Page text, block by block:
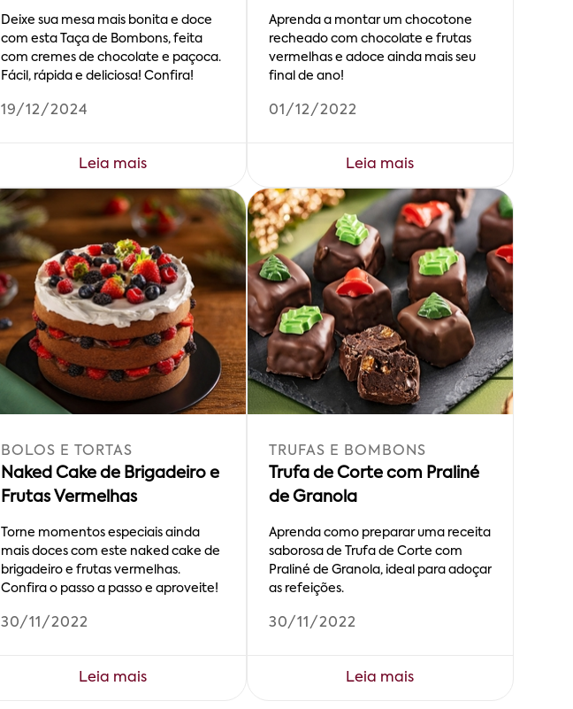
Deixe sua mesa mais bonita e doce
com esta Taça de Bombons, feita
com cremes de chocolate e paçoca.
Fácil, rápida e deliciosa! Confira!
19/12/2024
Leia mais
Aprenda a montar um chocotone
recheado com chocolate e frutas
vermelhas e adoce ainda mais seu
final de ano!
01/12/2022
Leia mais
BOLOS E TORTAS
Naked Cake de Brigadeiro e
Frutas Vermelhas
Torne momentos especiais ainda
mais doces com este naked cake de
brigadeiro e frutas vermelhas.
Confira o passo a passo e aproveite!
30/11/2022
Leia mais
TRUFAS E BOMBONS
Trufa de Corte com Praliné
de Granola
Aprenda como preparar uma receita
saborosa de Trufa de Corte com
Praliné de Granola, ideal para adoçar
as refeições.
30/11/2022
Leia mais